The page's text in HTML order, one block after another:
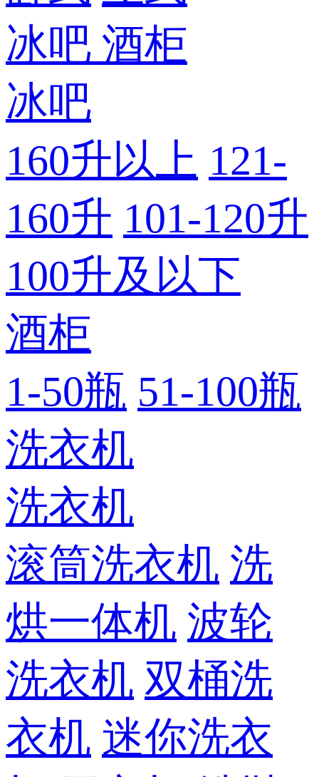
冰吧 酒柜
冰吧
160升以上 121-
160升 101-120升
100升及以下
酒柜
1-50瓶 51-100瓶
洗衣机
洗衣机
滚筒洗衣机 洗
烘一体机 波轮
洗衣机 双桶洗
衣机 迷你洗衣